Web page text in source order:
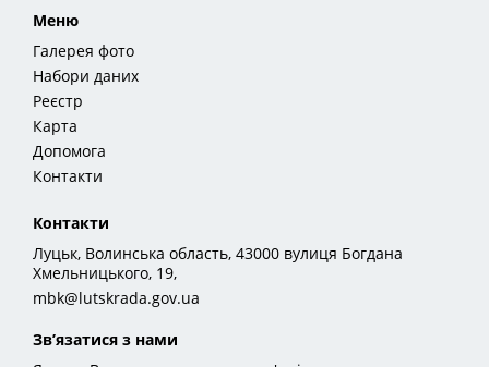
Меню
Галерея фото
Набори даних
Реєстр
Карта
Допомога
Контакти
Контакти
Луцьк, Волинська область, 43000 вулиця Богдана
Хмельницького, 19,
mbk@lutskrada.gov.ua
Зв’язатися з нами